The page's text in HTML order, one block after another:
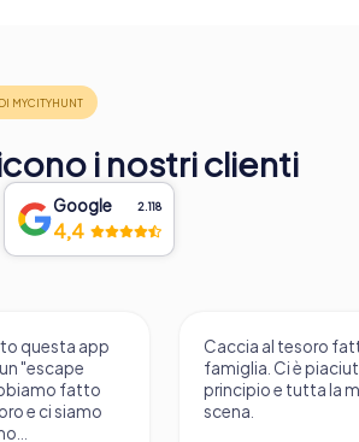
i nostri clienti
Google 2.118
4,4
questa app
"escape
fatto
e ci siamo
Caccia al tesoro
famiglia. Ci è
principio e tutta la
scena.